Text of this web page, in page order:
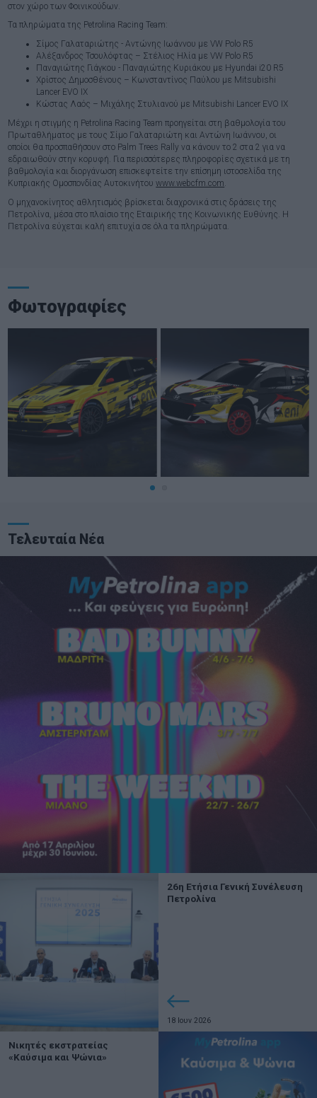
στον χώρο των Φοινικούδων.
Τα πληρώματα της Petrolina Racing Team:
Σίμος Γαλαταριώτης - Αντώνης Ιωάννου με VW Polo R5
Αλέξανδρος Τσουλόφτας – Στέλιος Ηλία με VW Polo R5
Παναγιώτης Γιάγκου - Παναγιώτης Κυριάκου με Hyundai i20 R5
Χρίστος Δημοσθένους – Κωνσταντίνος Παύλου με Mitsubishi
Lancer EVO IX
Κώστας Λαός – Μιχάλης Στυλιανού με Mitsubishi Lancer EVO IX
Μέχρι η στιγμής η Petrolina Racing Team προηγείται στη βαθμολογία του
Πρωταθλήματος με τους Σίμο Γαλαταριώτη και Αντώνη Ιωάννου, οι
οποίοι θα προσπαθήσουν στο Palm Trees Rally να κάνουν το 2 στα 2 για να
εδραιωθούν στην κορυφή. Για περισσότερες πληροφορίες σχετικά με τη
βαθμολογία και διοργάνωση επισκεφτείτε την επίσημη ιστοσελίδα της
Κυπριακής Ομοσπονδίας Αυτοκινήτουwww.webcfm.com.
Ο μηχανοκίνητος αθλητισμός βρίσκεται διαχρονικά στις δράσεις της
Πετρολίνα, μέσα στο πλαίσιο της Εταιρικής της Κοινωνικής Ευθύνης. Η
Πετρολίνα εύχεται καλή επιτυχία σε όλα τα πληρώματα.
Φωτογραφίες
Τελευταία Νέα
26η Ετήσια Γενική Συνέλευση
Πετρολίνα
18 Ιουν 2026
Νικητές εκστρατείας
«Καύσιμα και Ψώνια»